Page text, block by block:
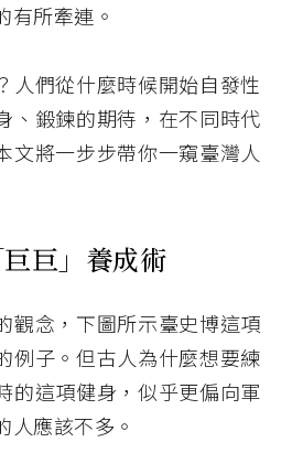
有所牽連。
人們從什麼時候開始自發性
、鍛鍊的期待，在不同時代
文將一步步帶你一窺臺灣人
巨」養成術
觀念，下圖所示臺史博這項
例子。但古人為什麼想要練
的這項健身，似乎更偏向軍
人應該不多。